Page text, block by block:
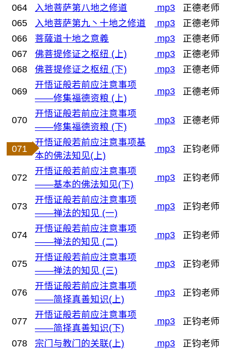
064
入地菩萨第八地之修道 mp3
正德老师
065
入地菩萨第九丶十地之修道 mp3
正德老师
066
菩薩道十地之意義 mp3
正德老师
067
佛菩提修证之枢纽 (上) mp3
正德老师
068
佛菩提修证之枢纽 (下) mp3 正德老师
069
开悟证般若前应注意事项
——修集福德资粮 (上)
mp3 正德老师
070
开悟证般若前应注意事项
——修集福德资粮 (下)
mp3 正德老师
071
开悟证般若前应注意事项基
本的佛法知见(上)
mp3 正钧老师
072
开悟证般若前应注意事项
——基本的佛法知见(下)
mp3 正钧老师
073
开悟证般若前应注意事项
——禅法的知见 (一)
mp3 正钧老师
074
开悟证般若前应注意事项
——禅法的知见 (二)
mp3 正钧老师
075
开悟证般若前应注意事项
——禅法的知见 (三)
mp3 正钧老师
076
开悟证般若前应注意事项
——简择真善知识(上)
mp3 正钧老师
077
开悟证般若前应注意事项
——简择真善知识(下)
mp3 正钧老师
078 宗门与教门的关联(上) mp3 正钧老师